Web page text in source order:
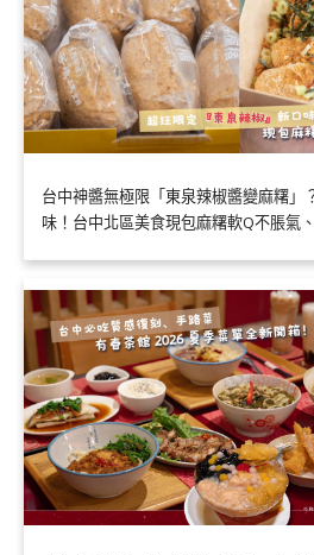
台中神醬無極限「東泉辣椒醬變麻糬」
味！台中北區美食現包麻糬軟Q不脹氣